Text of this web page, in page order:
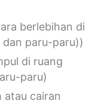
berlebihan di
paru-paru))
di ruang
paru)
cairan